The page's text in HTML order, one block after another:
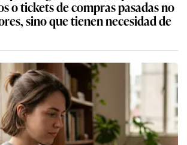
o tickets de compras pasadas no
sino que tienen necesidad de